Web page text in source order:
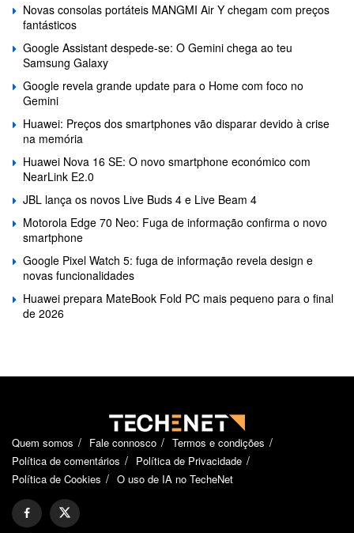
Novas consolas portáteis MANGMI Air Y chegam com preços
fantásticos
Google Assistant despede-se: O Gemini chega ao teu
Samsung Galaxy
Google revela grande update para o Home com foco no
Gemini
Huawei: Preços dos smartphones vão disparar devido à crise
na memória
Huawei Nova 16 SE: O novo smartphone económico com
NearLink E2.0
JBL lança os novos Live Buds 4 e Live Beam 4
Motorola Edge 70 Neo: Fuga de informação confirma o novo
smartphone
Google Pixel Watch 5: fuga de informação revela design e
novas funcionalidades
Huawei prepara MateBook Fold PC mais pequeno para o final
de 2026
Quem somos Fale connosco
Termos e condições
Política de comentários
Política de Privacidade
Política de Cookies
O uso de IA no TecheNet